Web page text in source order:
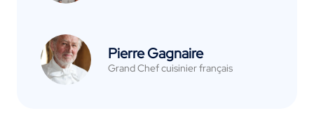
Pierre Gagnaire
Grand Chef cuisinier français